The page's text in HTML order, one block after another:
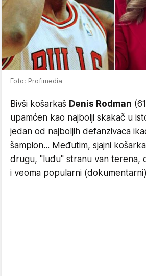
Foto: Profimedia
Bivši košarkaš Denis Rodman
upamćen kao najbolji skakač u
jedan od najboljih defanzivaca
šampion... Međutim, sjajni
drugu, "luđu" stranu van terena,
i veoma popularni